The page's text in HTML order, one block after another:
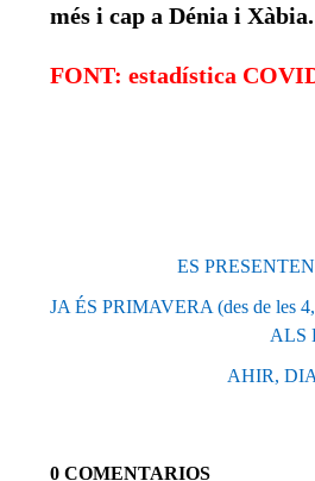
més i cap a Dénia i
FONT: estadística
ES
JA ÉS PRIMAVERA (des de les
ALS
AHIR,
0 COMENTARIOS